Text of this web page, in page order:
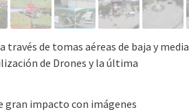
de tomas aéreas de baja y media
de Drones y la última
gran impacto con imágenes